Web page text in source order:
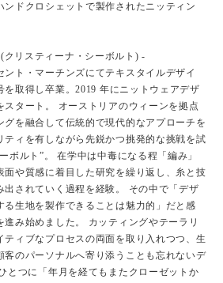
ンドクロシェットで製作されたニッティン
リスティーナ・シーボルト) -
ント・マーチンズにてテキスタイルデザイ
を取得し卒業。2019 年にニットウェアデザ
スタート。 オーストリアのウィーンを拠点
グを融合して伝統的で現代的なアプローチを
ティを有しながら先鋭かつ挑発的な挑戦を試
ボルト”。 在学中は中毒になる程「編み」
面や質感に着目した研究を繰り返し、糸と技
出されていく過程を経験。 その中で「デザ
る生地を製作できることは魅力的」だと感
進み始めました。 カッティングやテーラリ
ティブなプロセスの両面を取り入れつつ、生
客のパーソナルへ寄り添うことも忘れないデ
とつに「年月を経てもまたクローゼットか